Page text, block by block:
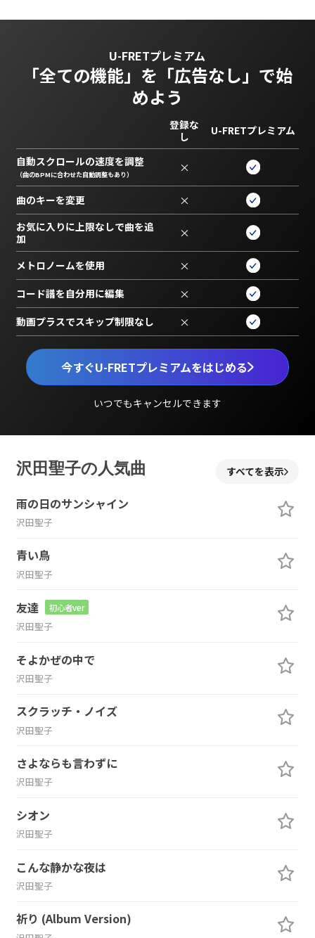
U-FRETプレミアム
「全ての機能」を 「広告なし」で始
めよう
今すぐU-FRETプレミアムをはじめる
いつでもキャンセルできます
登録な
し
U-FRETプレミアム
自動スクロールの速度を調整
（曲のBPMに合わせた自動調整もあり） ×
曲のキーを変更 ×
お気に入りに上限なしで曲を追
加
×
メトロノームを使用 ×
コード譜を自分用に編集 ×
動画プラスでスキップ制限なし ×
沢田聖子の人気曲 すべてを表示
雨の日のサンシャイン
沢田聖子
青い鳥
沢田聖子
友達 初心者ver
沢田聖子
そよかぜの中で
沢田聖子
スクラッチ・ノイズ
沢田聖子
さよならも言わずに
沢田聖子
シオン
沢田聖子
こんな静かな夜は
沢田聖子
祈り (Album Version)